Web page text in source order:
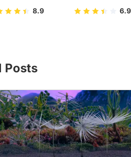
8.9 6.9
Posts